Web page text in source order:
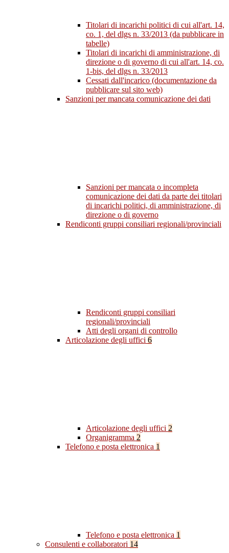
Titolari di incarichi politici di cui all'art. 14,
co. 1, del dlgs n. 33/2013 (da pubblicare in
tabelle)
Titolari di incarichi di amministrazione, di
direzione o di governo di cui all'art. 14, co.
1-bis, del dlgs n. 33/2013
Cessati dall'incarico (documentazione da
pubblicare sul sito web)
Sanzioni per mancata comunicazione dei dati
Sanzioni per mancata o incompleta
comunicazione dei dati da parte dei titolari
di incarichi politici, di amministrazione, di
direzione o di governo
Rendiconti gruppi consiliari regionali/provinciali
Rendiconti gruppi consiliari
regionali/provinciali
Atti degli organi di controllo
Articolazione degli uffici 6
Articolazione degli uffici 2
Organigramma 2
Telefono e posta elettronica 1
Telefono e posta elettronica 1
Consulenti e collaboratori 14